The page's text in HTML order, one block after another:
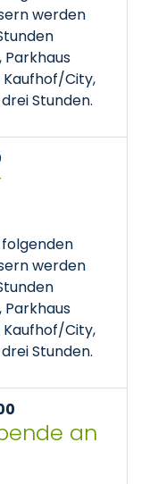
werden
Parkhaus
Kaufhof/City,
Stunden.
werden
Parkhaus
Kaufhof/City,
Stunden.
an